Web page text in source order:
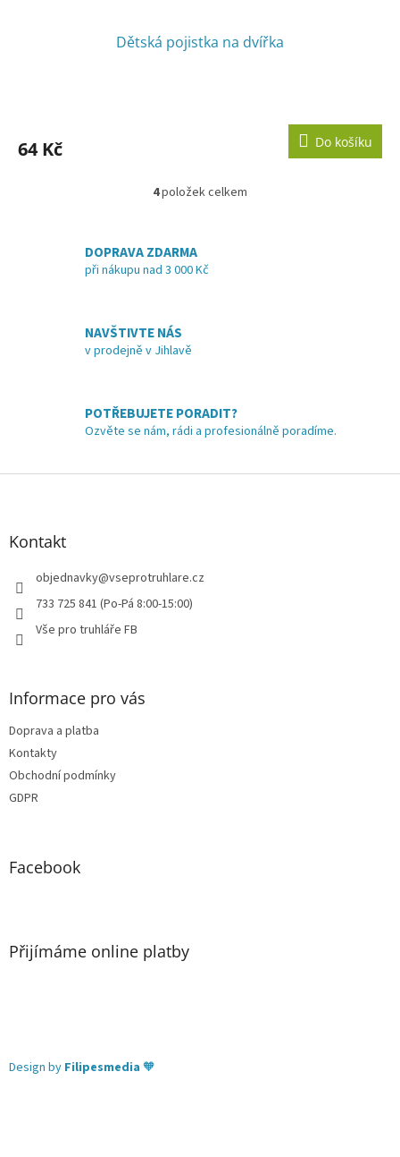
Dětská pojistka na dvířka
64 Kč Do košíku
O
d
y
v
ý
i
4položek celkem
DOPRAVA ZDARMA
při nákupu nad 3 000 Kč
NAVŠTIVTE NÁS
v prodejně v Jihlavě
POTŘEBUJETE PORADIT?
Ozvěte se nám, rádi a profesionálně poradíme.
Z
Kontakt
objednavky@vseprotruhlare.cz
733 725 841 (Po-Pá 8:00-15:00)
Vše pro truhláře FB
Informace pro vás
Doprava a platba
Kontakty
Obchodní podmínky
GDPR
Facebook
Přijímáme online platby
Design by Filipesmedia 🧡